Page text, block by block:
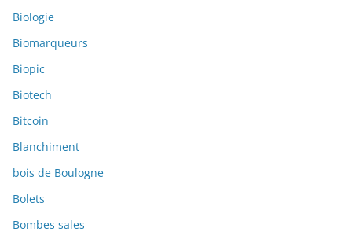
Biologie
Biomarqueurs
Biopic
Biotech
Bitcoin
Blanchiment
bois de Boulogne
Bolets
Bombes sales